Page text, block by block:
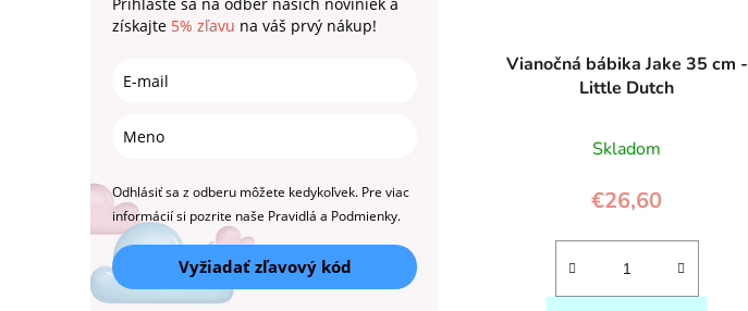
získajte 5% zľavu na váš prvý nákup!
Odhlásiť sa z odberu môžete kedykoľvek. Pre viac
informácií si pozrite naše Pravidlá a Podmienky.
Vyžiadať zľavový kód
Vianočná bábika Jake 35 cm -
Little Dutch
Skladom
€26,60